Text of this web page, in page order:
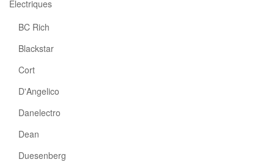
Electriques
BC Rich
Blackstar
Cort
D'Angelico
Danelectro
Dean
Duesenberg